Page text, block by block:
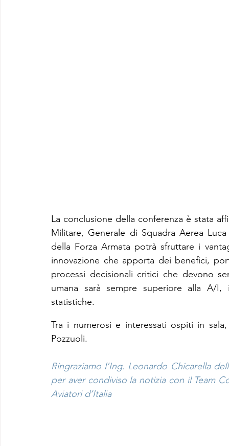
La conclusione della conferenza è stata
Militare, Generale di Squadra Aerea
della Forza Armata potrà sfruttare i
innovazione che apporta dei benefici,
processi decisionali critici che devono
umana sarà sempre superiore alla A/
statistiche.
Tra i numerosi e interessati ospiti in
Pozzuoli.
Ringraziamo l’Ing. Leonardo Chicarella
per aver condiviso la notizia con il Team
Aviatori d’Italia